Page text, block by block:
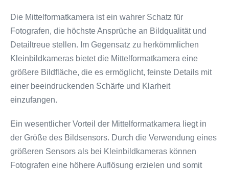
Die Mittelformatkamera ist ein wahrer Schatz für
Fotografen, die höchste Ansprüche an Bildqualität und
Detailtreue stellen. Im Gegensatz zu herkömmlichen
Kleinbildkameras bietet die Mittelformatkamera eine
größere Bildfläche, die es ermöglicht, feinste Details mit
einer beeindruckenden Schärfe und Klarheit
einzufangen.
Ein wesentlicher Vorteil der Mittelformatkamera liegt in
der Größe des Bildsensors. Durch die Verwendung eines
größeren Sensors als bei Kleinbildkameras können
Fotografen eine höhere Auflösung erzielen und somit